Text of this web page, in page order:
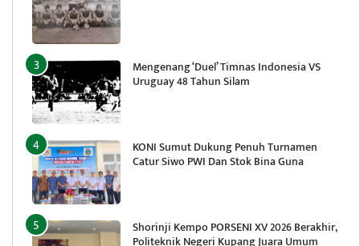
Mengenang ‘Duel’ Timnas Indonesia VS
Uruguay 48 Tahun Silam
KONI Sumut Dukung Penuh Turnamen
Catur Siwo PWI Dan Stok Bina Guna
Shorinji Kempo PORSENI XV 2026 Berakhir,
Politeknik Negeri Kupang Juara Umum